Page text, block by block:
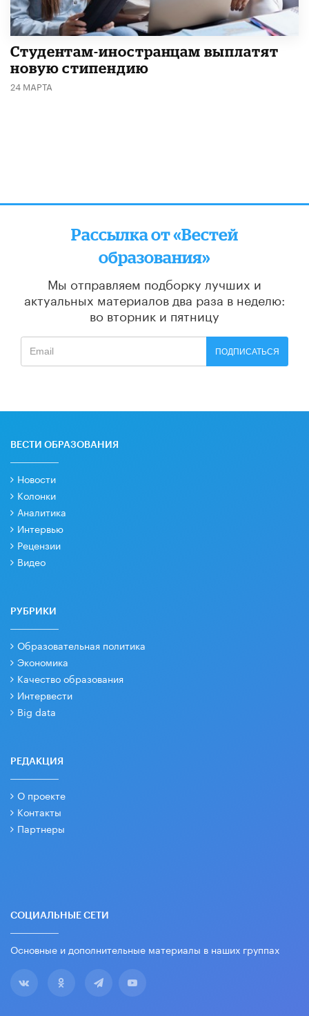
Студентам-иностранцам выплатят
новую стипендию
24 МАРТА
Рассылка от «Вестей
образования»
Мы отправляем подборку лучших и
актуальных материалов два раза в неделю:
во вторник и пятницу
ПОДПИСАТЬСЯ
ВЕСТИ ОБРАЗОВАНИЯ
Новости
Колонки
Аналитика
Интервью
Рецензии
Видео
РУБРИКИ
Образовательная политика
Экономика
Качество образования
Интервести
Big data
РЕДАКЦИЯ
О проекте
Контакты
Партнеры
СОЦИАЛЬНЫЕ СЕТИ
Основные и дополнительные материалы в наших группах